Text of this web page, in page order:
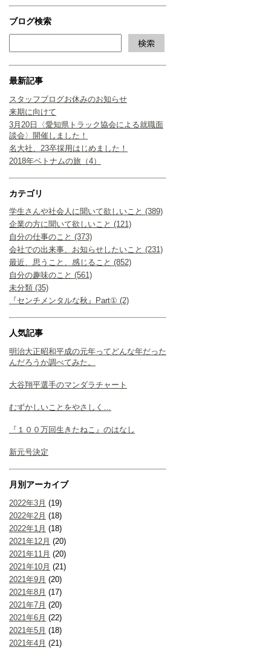
ブログ検索
最新記事
スタッフブログお休みのお知らせ
来期に向けて
3月20日〈愛知県トラック協会による就職面
談会〉開催しました！
名大社、23卒採用はじめました！
2018年ベトナムの旅（4）
カテゴリ
学生さんや社会人に聞いて欲しいこと (389)
企業の方に聞いて欲しいこと (121)
自分の仕事のこと (373)
会社での出来事、お知らせしたいこと (231)
最近、思うこと、感じること (852)
自分の趣味のこと (561)
未分類 (35)
『センチメンタルな秋』Part① (2)
人気記事
明治大正昭和平成の元年ってどんな年だった
んだろうか調べてみた。
大谷翔平選手のマンダラチャート
むずかしいことをやさしく…
『１００万回生きたねこ』のはなし
新元号決定
月別アーカイブ
2022年3月 (19)
2022年2月 (18)
2022年1月 (18)
2021年12月 (20)
2021年11月 (20)
2021年10月 (21)
2021年9月 (20)
2021年8月 (17)
2021年7月 (20)
2021年6月 (22)
2021年5月 (18)
2021年4月 (21)